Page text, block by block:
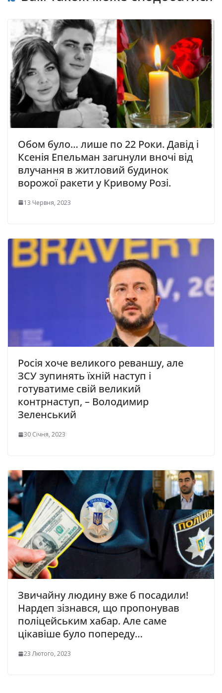
Обом було… лише по 22 Роки. Давід і
Ксенія Епельман заruнули вночі від
влучання в житловий будинок
ворожої ракети у Кривому Розі.
13 Червня, 2023
Росія хоче великого реваншу, але
ЗСУ зупинять їхній наступ і
готуватиме свій великий
контрнаступ, – Володимир
Зеленський
30 Січня, 2023
Звичайну людину вже б посадили!
Нардеп зізнався, що пропонував
поліцейським хабар. Але саме
цікавіше було попереду…
23 Лютого, 2023